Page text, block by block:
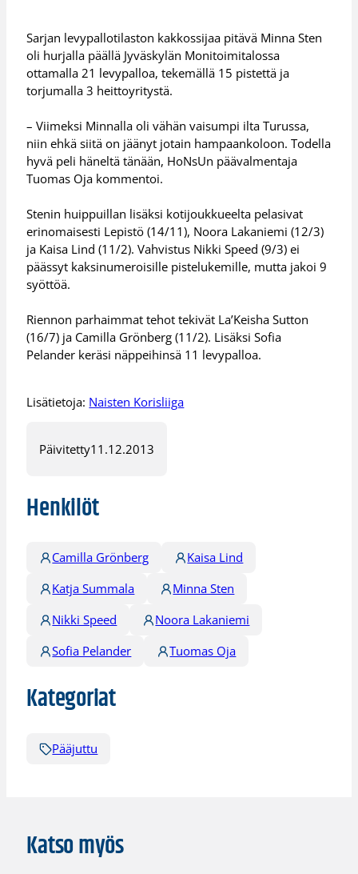
Sarjan levypallotilaston kakkossijaa pitävä Minna Sten
oli hurjalla päällä Jyväskylän Monitoimitalossa
ottamalla 21 levypalloa, tekemällä 15 pistettä ja
torjumalla 3 heittoyritystä.
– Viimeksi Minnalla oli vähän vaisumpi ilta Turussa,
niin ehkä siitä on jäänyt jotain hampaankoloon. Todella
hyvä peli häneltä tänään, HoNsUn päävalmentaja
Tuomas Oja kommentoi.
Stenin huippuillan lisäksi kotijoukkueelta pelasivat
erinomaisesti Lepistö (14/11), Noora Lakaniemi (12/3)
ja Kaisa Lind (11/2). Vahvistus Nikki Speed (9/3) ei
päässyt kaksinumeroisille pistelukemille, mutta jakoi 9
syöttöä.
Riennon parhaimmat tehot tekivät La’Keisha Sutton
(16/7) ja Camilla Grönberg (11/2). Lisäksi Sofia
Pelander keräsi näppeihinsä 11 levypalloa.
Lisätietoja: Naisten Korisliiga
Päivitetty11.12.2013
Henkilöt
Camilla Grönberg
Kaisa Lind
Katja Summala
Minna Sten
Nikki Speed
Noora Lakaniemi
Sofia Pelander
Tuomas Oja
Kategoriat
Pääjuttu
Katso myös